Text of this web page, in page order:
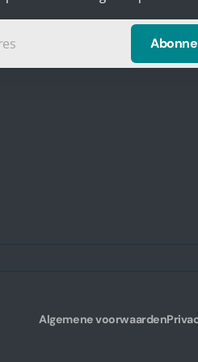
Algemene voorwaarden